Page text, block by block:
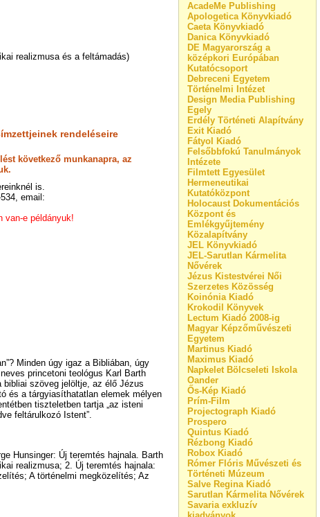
AcadeMe Publishing
Apologetica Könyvkiadó
Caeta Könyvkiadó
Danica Könyvkiadó
DE Magyarország a
középkori Európában
Kutatócsoport
Debreceni Egyetem
Történelmi Intézet
Design Media Publishing
Egely
Erdély Történeti Alapítvány
Exit Kiadó
Fátyol Kiadó
Felsőbbfokú Tanulmányok
Intézete
Filmtett Egyesület
Hermeneutikai
Kutatóközpont
Holocaust Dokumentációs
Központ és
Emlékgyűjtemény
Közalapítvány
JEL Könyvkiadó
JEL-Sarutlan Kármelita
Nővérek
Jézus Kistestvérei Női
Szerzetes Közösség
Koinónia Kiadó
Krokodil Könyvek
Lectum Kiadó 2008-ig
Magyar Képzőművészeti
Egyetem
Martinus Kiadó
Maximus Kiadó
Napkelet Bölcseleti Iskola
Oander
Ős-Kép Kiadó
Prím-Film
Projectograph Kiadó
Prospero
Quintus Kiadó
Rézbong Kiadó
Robox Kiadó
Rómer Flóris Művészeti és
Történeti Múzeum
Salve Regina Kiadó
Sarutlan Kármelita Nővérek
Savaria exkluzív
realizmusa és a feltámadás)
rendeléseire
következő munkanapra, az
is.
email:
van-e példányuk!
Minden úgy igaz a Bibliában, úgy
princetoni teológus Karl Barth
szöveg jelöltje, az élő Jézus
és a tárgyiasíthatatlan elemek mélyen
tiszteletben tartja „az isteni
feltárulkozó Istent”.
Hunsinger: Új teremtés hajnala. Barth
realizmusa; 2. Új teremtés hajnala:
A történelmi megközelítés; Az